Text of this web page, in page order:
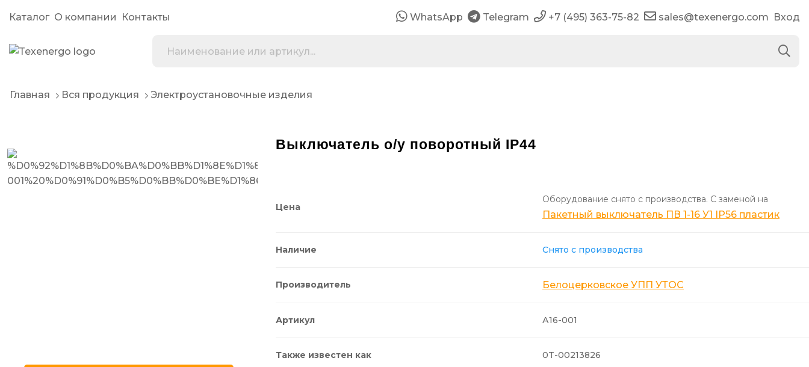
Каталог О компании Контакты WhatsApp Telegram +7 (495) 363-75-82 sales@texenergo.com Вход
Главная Вся продукция Электроустановочные изделия
Выключатель о/у поворотный IP44
Цена
Оборудование снято с производства. С заменой на
Пакетный выключатель ПВ 1-16 У1 IP56 пластик
Наличие Снято с производства
Производитель Белоцерковское УПП УТОС
Артикул А16-001
Также известен как 0T-00213826